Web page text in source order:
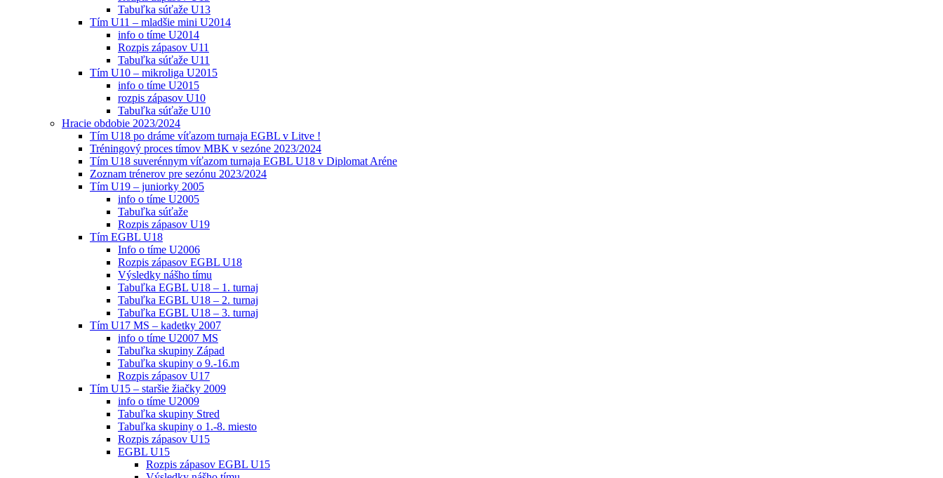
Tabuľka súťaže U13
Tím U11 – mladšie mini U2014
info o tíme U2014
Rozpis zápasov U11
Tabuľka súťaže U11
Tím U10 – mikroliga U2015
info o tíme U2015
rozpis zápasov U10
Tabuľka súťaže U10
Hracie obdobie 2023/2024
Tím U18 po dráme víťazom turnaja EGBL v Litve !
Tréningový proces tímov MBK v sezóne 2023/2024
Tím U18 suverénnym víťazom turnaja EGBL U18 v Diplomat Aréne
Zoznam trénerov pre sezónu 2023/2024
Tím U19 – juniorky 2005
info o tíme U2005
Tabuľka súťaže
Rozpis zápasov U19
Tím EGBL U18
Info o tíme U2006
Rozpis zápasov EGBL U18
Výsledky nášho tímu
Tabuľka EGBL U18 – 1. turnaj
Tabuľka EGBL U18 – 2. turnaj
Tabuľka EGBL U18 – 3. turnaj
Tím U17 MS – kadetky 2007
info o tíme U2007 MS
Tabuľka skupiny Západ
Tabuľka skupiny o 9.-16.m
Rozpis zápasov U17
Tím U15 – staršie žiačky 2009
info o tíme U2009
Tabuľka skupiny Stred
Tabuľka skupiny o 1.-8. miesto
Rozpis zápasov U15
EGBL U15
Rozpis zápasov EGBL U15